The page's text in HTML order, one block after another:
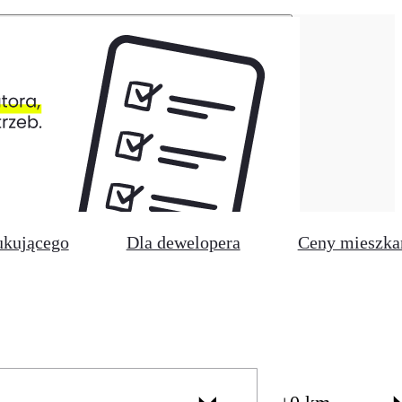
Dla dewelopera Ceny